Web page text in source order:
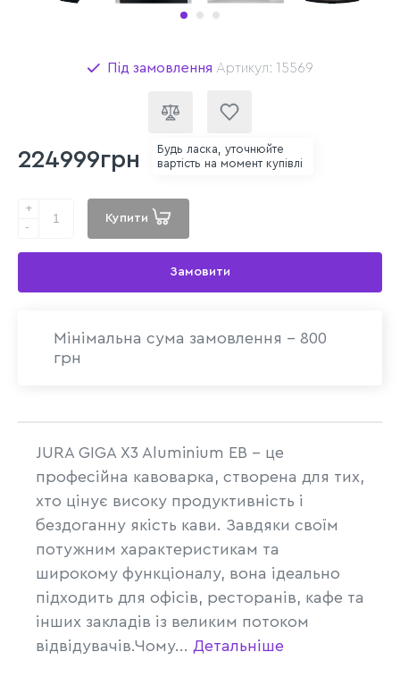
Під замовлення Артикул: 15569
224999грн
Будь ласка, уточнюйте
вартість на момент купівлі
+
-
Купити
Замовити
Мінімальна сума замовлення - 800
грн
JURA GIGA X3 Aluminium EB – це
професійна кавоварка, створена для тих,
хто цінує високу продуктивність і
бездоганну якість кави. Завдяки своїм
потужним характеристикам та
широкому функціоналу, вона ідеально
підходить для офісів, ресторанів, кафе та
інших закладів із великим потоком
відвідувачів.Чому... Детальніше